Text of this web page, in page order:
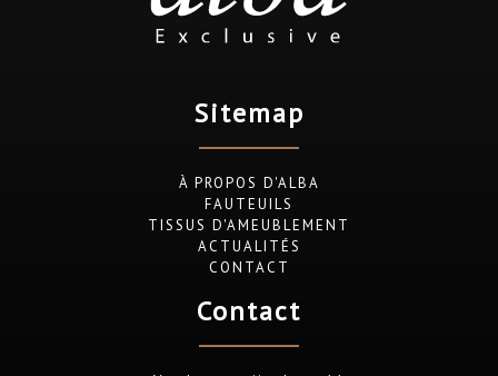
Sitemap
À PROPOS D'ALBA
FAUTEUILS
TISSUS D'AMEUBLEMENT
ACTUALITÉS
CONTACT
Contact